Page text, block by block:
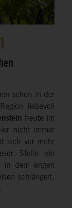
schon in der
liebevoll
heute im
nicht immer
sich vor mehr
Stelle ein
in dem engen
schlängelt,